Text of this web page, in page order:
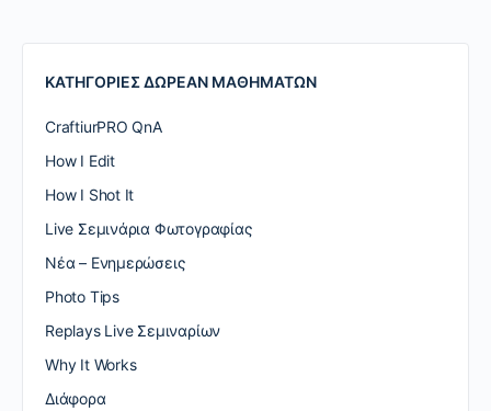
ΚΑΤΗΓΟΡΙΕΣ ΔΩΡΕΑΝ ΜΑΘΗΜΑΤΩΝ
CraftiurPRO QnA
How I Edit
How I Shot It
Live Σεμινάρια Φωτογραφίας
Nέα – Ενημερώσεις
Photo Tips
Replays Live Σεμιναρίων
Why It Works
Διάφορα